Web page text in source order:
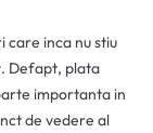
care inca nu stiu
Defapt, plata
importanta in
de vedere al